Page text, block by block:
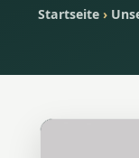
Startseite›